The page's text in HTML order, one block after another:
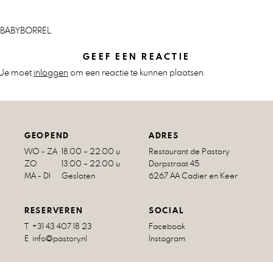
Bericht
BABYBORREL
GEEF EEN REACTIE
Je moet inloggen om een reactie te kunnen plaatsen.
GEOPEND
WO - ZA 18.00 – 22.00 u
ZO
13.00 – 22.00 u
MA - DI
Gesloten
ADRES
Restaurant de Pastory
Dorpstraat 45
6267 AA Cadier en Keer
RESERVEREN
T +31 43 407 18 23
E info@pastory.nl
SOCIAL
Facebook
Instagram